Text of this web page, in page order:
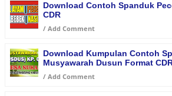
Download Contoh Spanduk
CDR
/ Add Comment
Download Kumpulan Contoh
Musyawarah Dusun Format
/ Add Comment